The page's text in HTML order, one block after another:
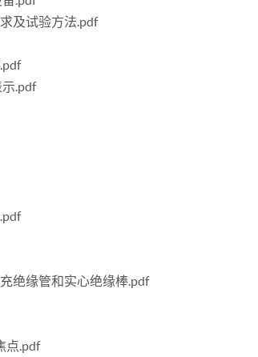
及试验方法.pdf
.pdf
绝缘管和实心绝缘棒.pdf
点.pdf